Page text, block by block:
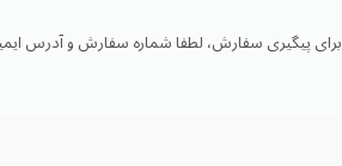
برای پیگیری سفارش، لطفا شماره سفارش و آدرس